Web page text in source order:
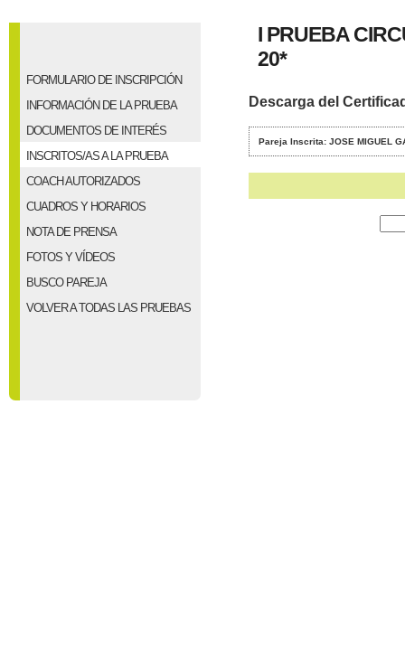
FORMULARIO DE INSCRIPCIÓN
INFORMACIÓN DE LA PRUEBA
DOCUMENTOS DE INTERÉS
INSCRITOS/AS A LA PRUEBA
COACH AUTORIZADOS
CUADROS Y HORARIOS
NOTA DE PRENSA
FOTOS Y VÍDEOS
BUSCO PAREJA
VOLVER A TODAS LAS PRUEBAS
I PRUEBA
20*
Descarga del
Pareja Inscrita: JOSE MIGUEL